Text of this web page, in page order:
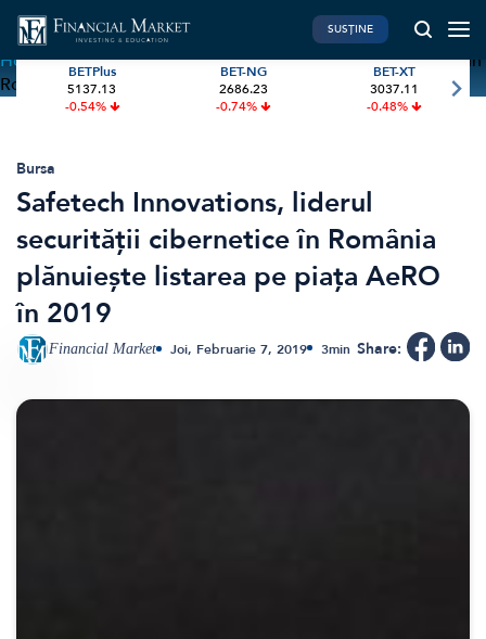
Home»Safetech Innovations, liderul securității cibernetice în
România plănuiește listarea pe piața AeRO în 2019
PIATA DE CAPITAL
Investiții
International
BVB Recap
Bursa
Acțiunea Zilei
Brokeri
FINANTE PERSONALE
Pensie & taxe
Credite
Asigurari
FINTECH
SUSȚINE
BETPlus
5137.13
-0.54%
BET-NG
2686.23
-0.74%
BET-XT
3037.11
-0.48%
Bursa
Safetech Innovations, liderul
securității cibernetice în România
plănuiește listarea pe piața AeRO
în 2019
Financial Market Joi, Februarie 7, 2019 3min Share: